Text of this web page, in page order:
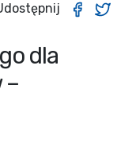
dla
–